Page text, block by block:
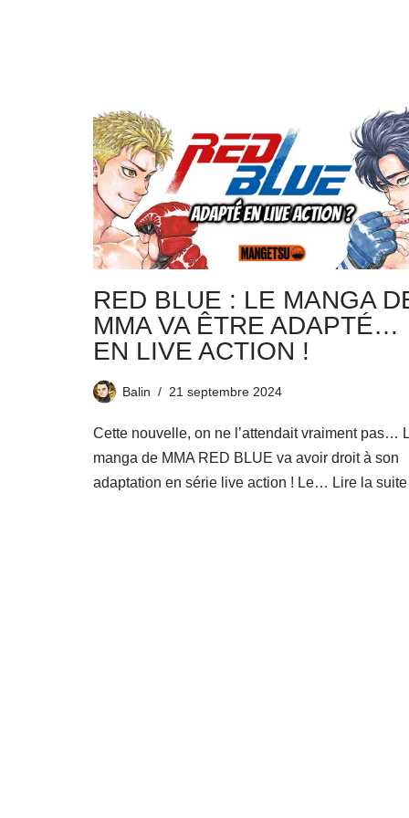
RED BLUE : LE MANGA
MMA VA ÊTRE ADAPTÉ…
EN LIVE ACTION !
Balin 21 septembre 2024
Cette nouvelle, on ne l’attendait vraiment pas…
manga de MMA RED BLUE va avoir droit à son
adaptation en série live action ! Le… Lire la